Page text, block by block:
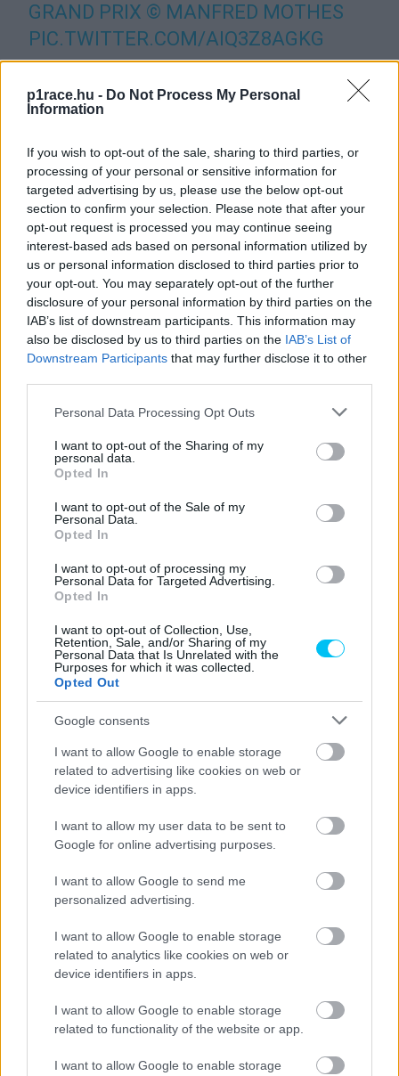
p1race.hu - Do Not Process My Personal
Information
If you wish to opt-out of the sale, sharing to third parties, or
processing of your personal or sensitive information for
targeted advertising by us, please use the below opt-out
section to confirm your selection. Please note that after your
opt-out request is processed you may continue seeing
interest-based ads based on personal information utilized by
us or personal information disclosed to third parties prior to
your opt-out. You may separately opt-out of the further
disclosure of your personal information by third parties on the
IAB’s list of downstream participants. This information may
also be disclosed by us to third parties on the IAB’s List of
Downstream Participants that may further disclose it to other
Please note that this website/app uses one or more Google
not limited to your visit or usage behaviour. You may click to
grant or deny consent to Google and its third-party tags to
use your data for below specified purposes in below Google
consent section.
Personal Data Processing Opt Outs
I want to opt-out of the Sharing of my
personal data.
Opted In
I want to opt-out of the Sale of my
Personal Data.
Opted In
I want to opt-out of processing my
Personal Data for Targeted Advertising.
Opted In
I want to opt-out of Collection, Use,
Retention, Sale, and/or Sharing of my
Personal Data that Is Unrelated with the
Purposes for which it was collected.
Opted Out
Google consents
I want to allow Google to enable storage
related to advertising like cookies on web or
device identifiers in apps.
I want to allow my user data to be sent to
Google for online advertising purposes.
I want to allow Google to send me
personalized advertising.
I want to allow Google to enable storage
related to analytics like cookies on web or
device identifiers in apps.
I want to allow Google to enable storage
related to functionality of the website or app.
I want to allow Google to enable storage
GRAND PRIX © MANFRED MOTHES
PIC.TWITTER.COM/AIQ3Z8AGKG
— MOTOGP FAN ZONE
(@BGMOTOGP)
1993-ban elindult a hosszútávú világbajnokságon, és
csapata, a Phase One Endurance kifejezetten jól szerepelt,
hiszen Doug Toland révén az egyéni és a csapatok közötti
pontversenyt is megnyerték. A szezonzárón azonban
borzalmas baleset történt. Buckmaster állítása szerint
önhibáján kívül összeütközött Michel Grazianóval, aminek
következtében óriásit bukott. (Az incidens vége
megtekinthetőezen a videón7:28-tól.) Balszerencséjére a
bal lába beszorult a szalagkorlát alá, és annyira megsérült,
Russell Benney aPerformance Bikes Magazine
-nek. –
Abba akartuk hagyni a motorversenyzést.”
karrierjét, de egyúttal egy újat is kezdett, és
csapatfőnökké vált. Azóta is ebben a szakmában
szereplő Dynavolt Triumph istállóját vezeti, amely tavaly
egy futamgyőzelmet szerzett. 2008-ban, a Parkalgar
Honda csapatfőnökeként szörnyű tragédiát élt át, hiszen
pilótája, Craig Jones halálos balesetet szenvedett Brands
Hatch-ben. 2018-ban a CIA Hondát irányította, és a
igazolt, és a következő évet is ott töltötte. A magyar
pilótának a Phillip Island-i idénynyitón elért nyolcadik helye
volt a legjobb eredménye ebben az időszakban.
FORRÁS
PTR Racing, Performance Bikes Magazine, Wikipédia
CIMKÉK
Baleset Bol d'Or Eddie Lawson
FIM EWC
Előző cikk
menedzser és a Márquez
testvérek elválásához?
Gardner nagyon tehetséges,
de ez egy másik paddock